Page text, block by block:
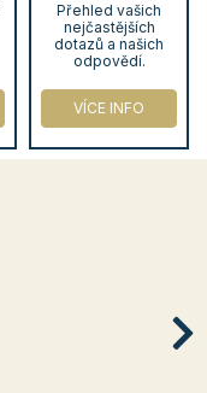
Přehled vašich
nejčastějších
dotazů a našich
odpovědí.
VÍCE INFO